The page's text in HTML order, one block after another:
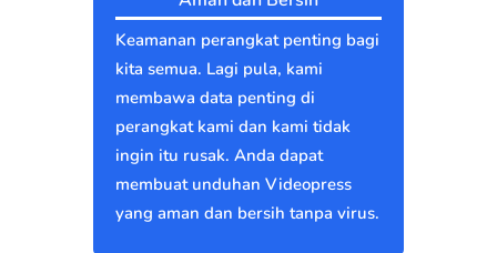
Keamanan perangkat penting bagi
kita semua. Lagi pula, kami
membawa data penting di
perangkat kami dan kami tidak
ingin itu rusak. Anda dapat
membuat unduhan Videopress
yang aman dan bersih tanpa virus.